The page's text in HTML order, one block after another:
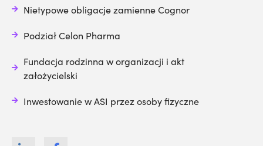
Nietypowe obligacje zamienne Cognor
Podział Celon Pharma
Fundacja rodzinna w organizacji i akt
założycielski
Inwestowanie w ASI przez osoby fizyczne